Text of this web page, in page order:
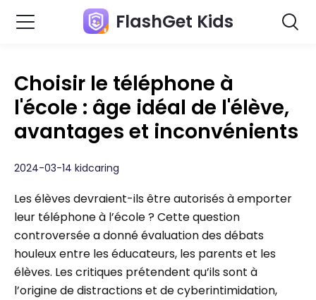
FlashGet Kids
Choisir le téléphone à
l'école : âge idéal de l'élève,
avantages et inconvénients
2024-03-14 kidcaring
Les élèves devraient-ils être autorisés à emporter
leur téléphone à l’école ? Cette question
controversée a donné évaluation des débats
houleux entre les éducateurs, les parents et les
élèves. Les critiques prétendent qu’ils sont à
l’origine de distractions et de cyberintimidation,